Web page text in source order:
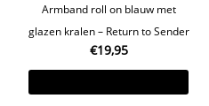
Armband roll on blauw met
glazen kralen – Return to Sender
€19,95